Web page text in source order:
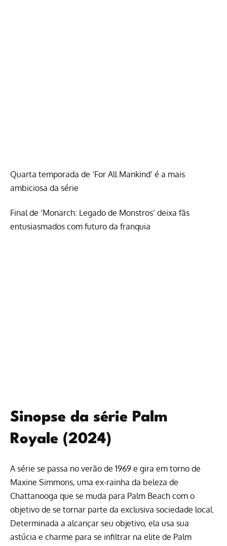
Quarta temporada de ‘For All Mankind’ é a mais
ambiciosa da série
Final de ‘Monarch: Legado de Monstros’ deixa fãs
entusiasmados com futuro da franquia
Sinopse da série Palm
Royale (2024)
A série se passa no verão de 1969 e gira em torno de
Maxine Simmons, uma ex-rainha da beleza de
Chattanooga que se muda para Palm Beach com o
objetivo de se tornar parte da exclusiva sociedade local.
Determinada a alcançar seu objetivo, ela usa sua
astúcia e charme para se infiltrar na elite de Palm